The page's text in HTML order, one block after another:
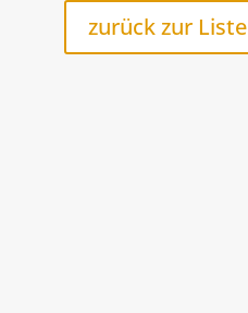
zurück zur Liste